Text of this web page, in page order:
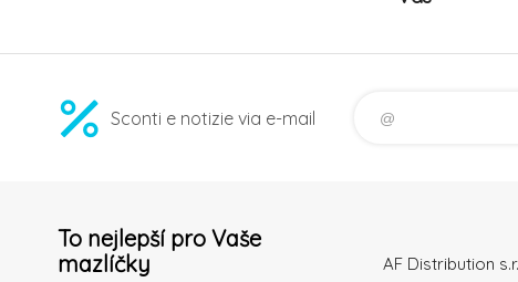
Sconti e notizie via e-mail
To nejlepší pro Vaše
mazlíčky
AF Distribution